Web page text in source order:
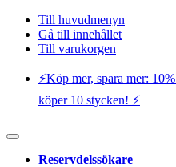
Till huvudmenyn
Gå till innehållet
Till varukorgen
⚡️Köp mer, spara mer:
köper 10 stycken! ⚡️
Reservdelssökare